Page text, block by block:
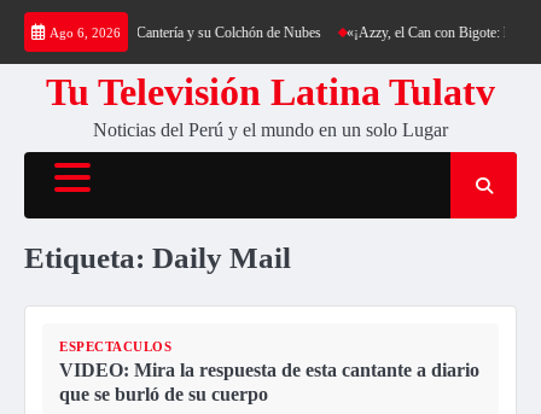
Saltar
contenido
Ago 6, 2026
Trekking al Cerro Cantería y su Colchón de Nubes «¡Azzy, el Can con Bigote: La
Tu Televisión Latina Tulatv
Noticias del Perú y el mundo en un solo Lugar
Etiqueta: Daily Mail
ESPECTACULOS
VIDEO: Mira la respuesta de esta cantante a diario
que se burló de su cuerpo